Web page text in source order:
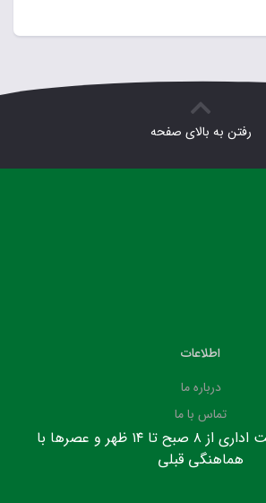
رفتن به بالای صفحه
اطلاعات
درباره ما
تماس با ما
ساعت کاری: ساعت اداری از ۸ صبح تا ۱۴ ظهر و عصرها با
هماهنگی قبلی